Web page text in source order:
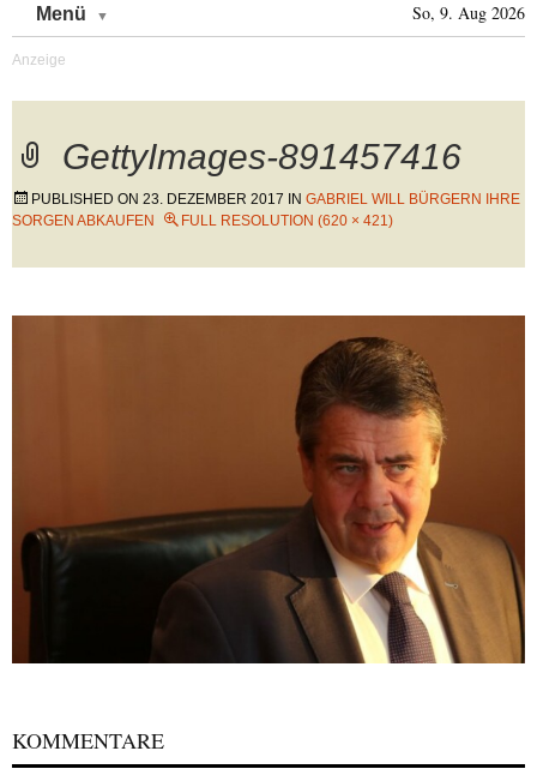
Menü So, 9. Aug 2026
GettyImages-891457416
PUBLISHED ON 23. DEZEMBER 2017 IN GABRIEL WILL BÜRGERN IHRE
SORGEN ABKAUFEN
FULL RESOLUTION (620 × 421)
KOMMENTARE